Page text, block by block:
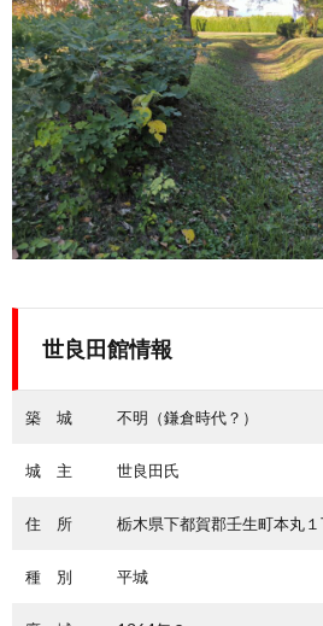
世良田館情報
築 城 不明（鎌倉時代？）
城 主 世良田氏
住 所 栃木県下都賀郡壬生町本丸
種 別 平城